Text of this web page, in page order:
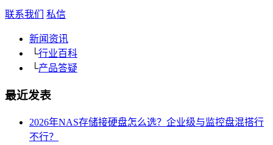
联系我们 私信
新闻资讯
└行业百科
└产品答疑
最近发表
2026年NAS存储接硬盘怎么选？企业级与监控盘混搭行
不行？